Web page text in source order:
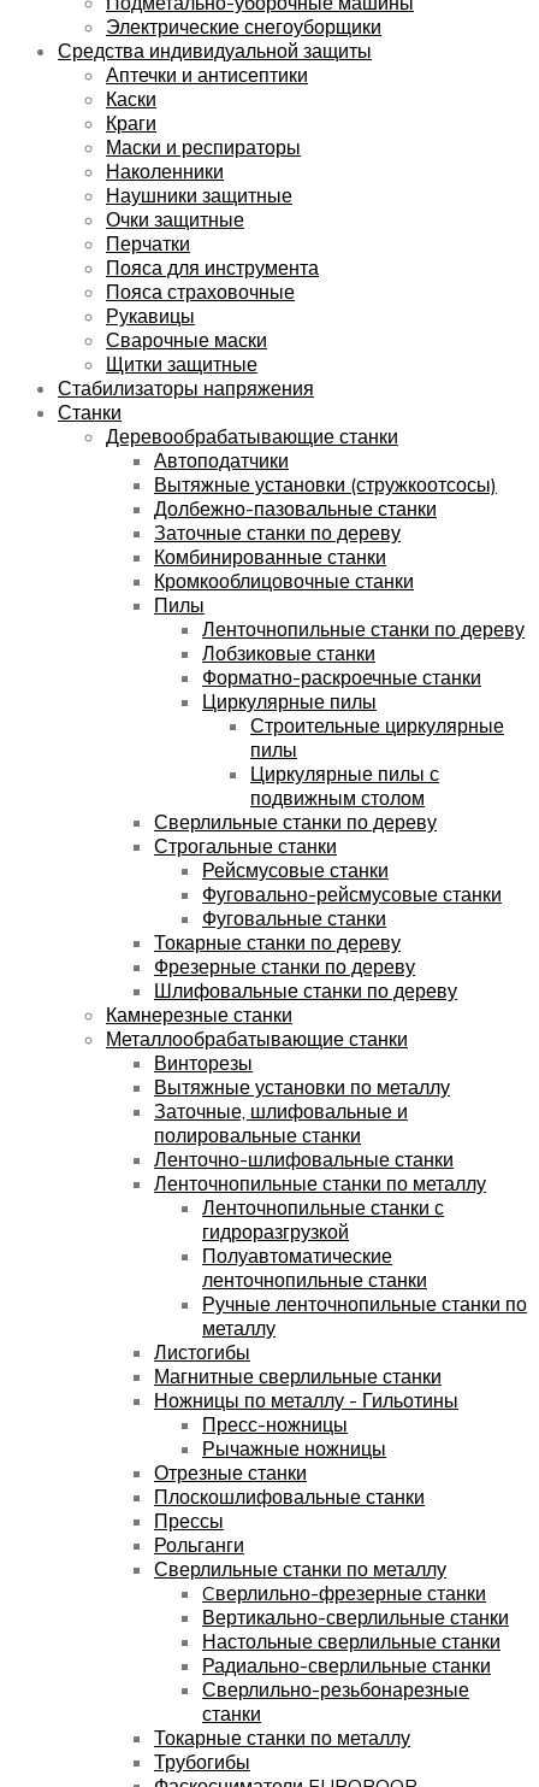
Электрические снегоуборщики
Средства индивидуальной защиты
Аптечки и антисептики
Каски
Краги
Маски и респираторы
Наколенники
Наушники защитные
Очки защитные
Перчатки
Пояса для инструмента
Пояса страховочные
Рукавицы
Сварочные маски
Щитки защитные
Стабилизаторы напряжения
Станки
Деревообрабатывающие станки
Автоподатчики
Вытяжные установки (стружкоотсосы)
Долбежно-пазовальные станки
Заточные станки по дереву
Комбинированные станки
Кромкооблицовочные станки
Пилы
Ленточнопильные станки по дереву
Лобзиковые станки
Форматно-раскроечные станки
Циркулярные пилы
Строительные циркулярные
пилы
Циркулярные пилы с
подвижным столом
Сверлильные станки по дереву
Строгальные станки
Рейсмусовые станки
Фуговально-рейсмусовые станки
Фуговальные станки
Токарные станки по дереву
Фрезерные станки по дереву
Шлифовальные станки по дереву
Камнерезные станки
Металлообрабатывающие станки
Винторезы
Вытяжные установки по металлу
Заточные, шлифовальные и
полировальные станки
Ленточно-шлифовальные станки
Ленточнопильные станки по металлу
Ленточнопильные станки с
гидроразгрузкой
Полуавтоматические
ленточнопильные станки
Ручные ленточнопильные станки по
металлу
Листогибы
Магнитные сверлильные станки
Ножницы по металлу - Гильотины
Пресс-ножницы
Рычажные ножницы
Отрезные станки
Плоскошлифовальные станки
Прессы
Рольганги
Сверлильные станки по металлу
Cверлильно-фрезерные станки
Вертикально-сверлильные станки
Настольные сверлильные станки
Радиально-сверлильные станки
Сверлильно-резьбонарезные
станки
Токарные станки по металлу
Трубогибы